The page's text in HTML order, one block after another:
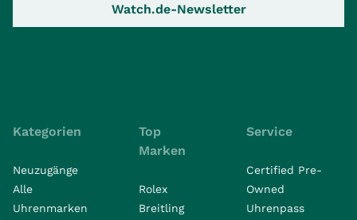
Watch.de-Newsletter
Kategorien
Neuzugänge
Alle
Uhrenmarken
Top
Marken
Rolex
Breitling
Service
Certified Pre-
Owned
Uhrenpass